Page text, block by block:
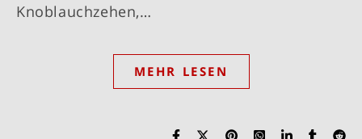
Knoblauchzehen,…
MEHR LESEN